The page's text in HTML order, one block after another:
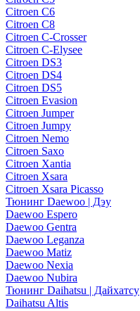
Citroen C6
Citroen C8
Citroen C-Crosser
Citroen C-Elysee
Citroen DS3
Citroen DS4
Citroen DS5
Citroen Evasion
Citroen Jumper
Citroen Jumpy
Citroen Nemo
Citroen Saxo
Citroen Xantia
Citroen Xsara
Citroen Xsara Picasso
Тюнинг Daewoo | Дэу
Daewoo Espero
Daewoo Gentra
Daewoo Leganza
Daewoo Matiz
Daewoo Nexia
Daewoo Nubira
Тюнинг Daihatsu | Дайхатсу
Daihatsu Altis